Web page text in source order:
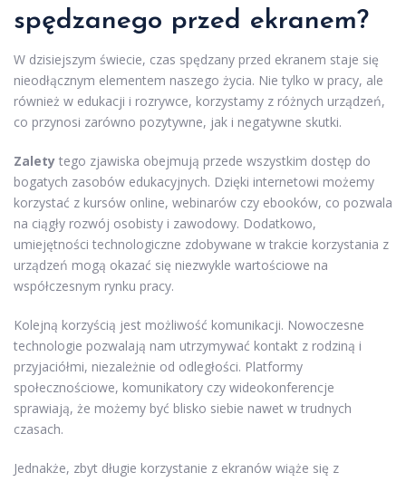
spędzanego przed ekranem?
W dzisiejszym świecie, czas spędzany przed ekranem staje się
nieodłącznym elementem naszego życia. Nie tylko w pracy, ale
również w edukacji i rozrywce, korzystamy z różnych urządzeń,
co przynosi zarówno pozytywne, jak i negatywne skutki.
Zalety tego zjawiska obejmują przede wszystkim dostęp do
bogatych zasobów edukacyjnych. Dzięki internetowi możemy
korzystać z kursów online, webinarów czy ebooków, co pozwala
na ciągły rozwój osobisty i zawodowy. Dodatkowo,
umiejętności technologiczne zdobywane w trakcie korzystania z
urządzeń mogą okazać się niezwykle wartościowe na
współczesnym rynku pracy.
Kolejną korzyścią jest możliwość komunikacji. Nowoczesne
technologie pozwalają nam utrzymywać kontakt z rodziną i
przyjaciółmi, niezależnie od odległości. Platformy
społecznościowe, komunikatory czy wideokonferencje
sprawiają, że możemy być blisko siebie nawet w trudnych
czasach.
Jednakże, zbyt długie korzystanie z ekranów wiąże się z